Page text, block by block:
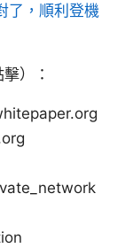
了，順利登機
）：